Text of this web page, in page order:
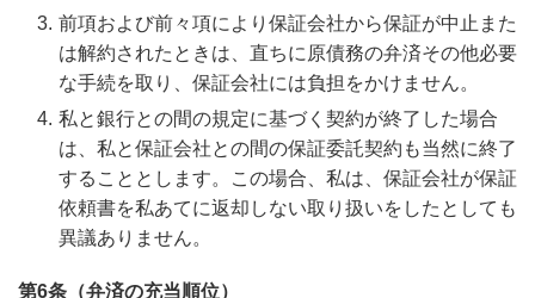
前項および前々項により保証会社から保証が中止また
は解約されたときは、直ちに原債務の弁済その他必要
な手続を取り、保証会社には負担をかけません。
私と銀行との間の規定に基づく契約が終了した場合
は、私と保証会社との間の保証委託契約も当然に終了
することとします。この場合、私は、保証会社が保証
依頼書を私あてに返却しない取り扱いをしたとしても
異議ありません。
第6条（弁済の充当順位）